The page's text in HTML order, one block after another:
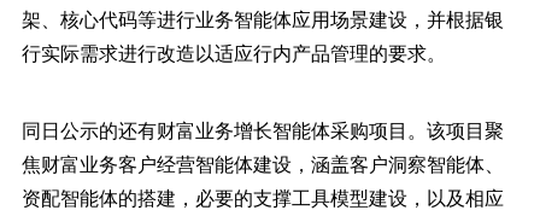
架、核心代码等进行业务智能体应用场景建设，并根据银
行实际需求进行改造以适应行内产品管理的要求。
同日公示的还有财富业务增长智能体采购项目。该项目聚
焦财富业务客户经营智能体建设，涵盖客户洞察智能体、
资配智能体的搭建，必要的支撑工具模型建设，以及相应